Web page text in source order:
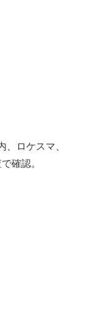
ロケスマ、
確認。